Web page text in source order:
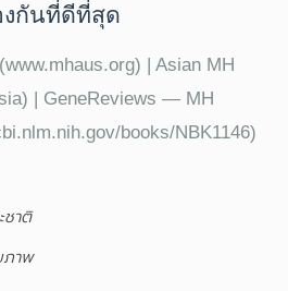
งกันที่ดีที่สุด
| Asian MH
| GeneReviews — MH
books/NBK1146)
ชาติ
ภาพ